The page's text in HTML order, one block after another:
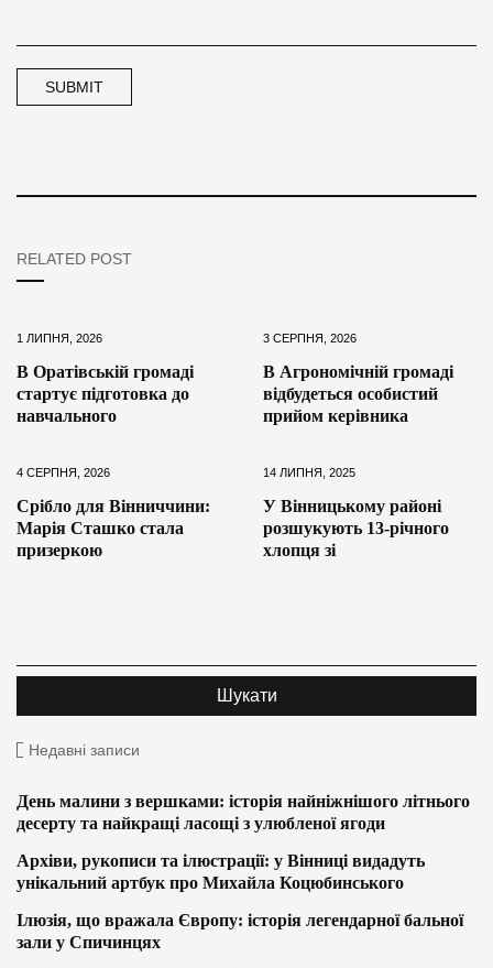
RELATED POST
1 ЛИПНЯ, 2026
В Оратівській громаді
стартує підготовка до
навчального
3 СЕРПНЯ, 2026
В Агрономічній громаді
відбудеться особистий
прийом керівника
4 СЕРПНЯ, 2026
Срібло для Вінниччини:
Марія Сташко стала
призеркою
14 ЛИПНЯ, 2025
У Вінницькому районі
розшукують 13-річного
хлопця зі
Недавні записи
День малини з вершками: історія найніжнішого літнього
десерту та найкращі ласощі з улюбленої ягоди
Архіви, рукописи та ілюстрації: у Вінниці видадуть
унікальний артбук про Михайла Коцюбинського
Ілюзія, що вражала Європу: історія легендарної бальної
зали у Спичинцях